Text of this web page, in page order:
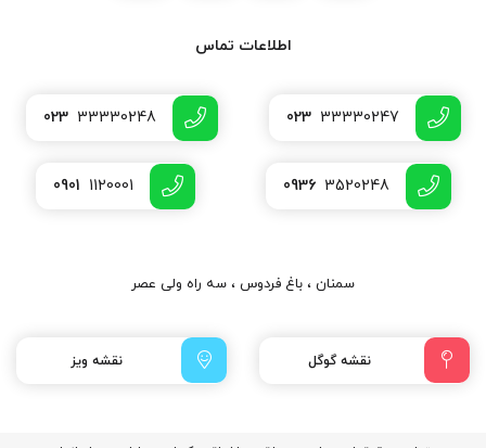
اطلاعات تماس
023 33330247
023 33330248
0936 3520248
0901 1120001
سمنان ، باغ فردوس ، سه راه ولی عصر
نقشه گوگل نقشه ویز